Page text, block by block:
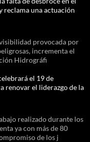
reclama una actuación
provocada por
incrementa el
Hidrográfi
el 19 de
renovar el liderazgo de la
realizado durante los
ya con más de 80
de los j